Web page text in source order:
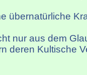
übernatürliche
nur aus dem
deren Kultische